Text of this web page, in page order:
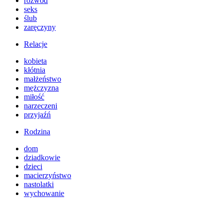
seks
ślub
zaręczyny
Relacje
kobieta
kłótnia
małżeństwo
mężczyzna
miłość
narzeczeni
przyjaźń
Rodzina
dom
dziadkowie
dzieci
macierzyństwo
nastolatki
wychowanie